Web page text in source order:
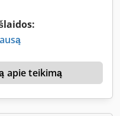
apie teikimą